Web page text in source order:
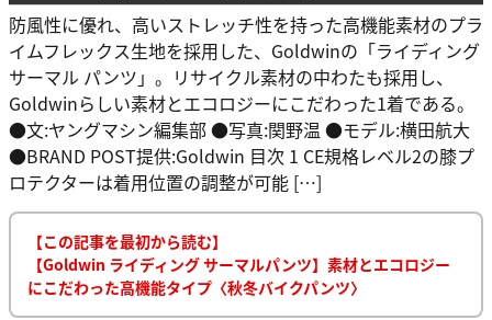
防風性に優れ、高いストレッチ性を持った高機能素材のプラ
イムフレックス生地を採用した、Goldwinの「ライディング
サーマル パンツ」。リサイクル素材の中わたも採用し、
Goldwinらしい素材とエコロジーにこだわった1着である。
●文:ヤングマシン編集部 ●写真:関野温 ●モデル:横田航大
●BRAND POST提供:Goldwin 目次 1 CE規格レベル2の膝プ
ロテクターは着用位置の調整が可能 […]
【この記事を最初から読む】
【Goldwin ライディング サーマルパンツ】素材とエコロジー
にこだわった高機能タイプ〈秋冬バイクパンツ〉